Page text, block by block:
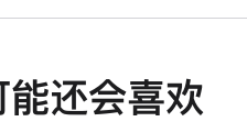
能还会喜欢